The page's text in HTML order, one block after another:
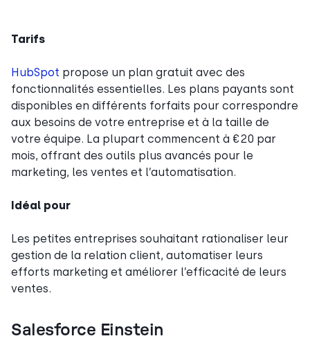
Tarifs
HubSpot propose un plan gratuit avec des
fonctionnalités essentielles. Les plans payants sont
disponibles en différents forfaits pour correspondre
aux besoins de votre entreprise et à la taille de
votre équipe. La plupart commencent à €20 par
mois, offrant des outils plus avancés pour le
marketing, les ventes et l’automatisation.
Idéal pour
Les petites entreprises souhaitant rationaliser leur
gestion de la relation client, automatiser leurs
efforts marketing et améliorer l’efficacité de leurs
ventes.
Salesforce Einstein